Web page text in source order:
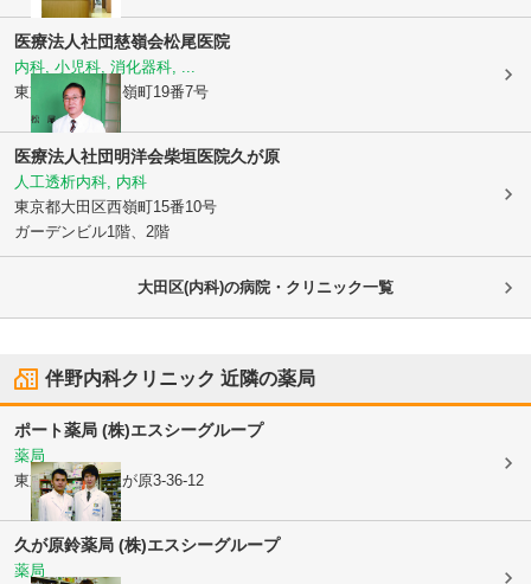
医療法人社団慈嶺会松尾医院
内科, 小児科, 消化器科, ...
東京都大田区東嶺町19番7号
医療法人社団明洋会柴垣医院久が原
人工透析内科, 内科
東京都大田区西嶺町15番10号
ガーデンビル1階、2階
大田区(内科)の病院・クリニック一覧
伴野内科クリニック 近隣の薬局
ポート薬局 (株)エスシーグループ
薬局
東京都大田区久が原3-36-12
久が原鈴薬局 (株)エスシーグループ
薬局